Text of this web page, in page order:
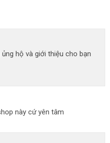
hộ và giới thiệu cho bạn
này cứ yên tâm